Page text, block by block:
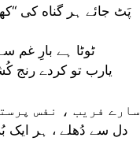
پَٹ جائے ہر گناه کی
ٹوٹا ہے بارِ غم
یارب تو کردے رنج
سارے فریب ، نفس
دل سے دُهلے ، ہر ایک